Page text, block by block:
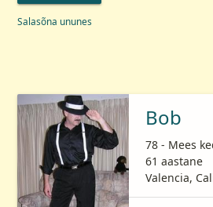
Salasõna ununes
Bob
78 - Mees
61 aastane
Valencia,